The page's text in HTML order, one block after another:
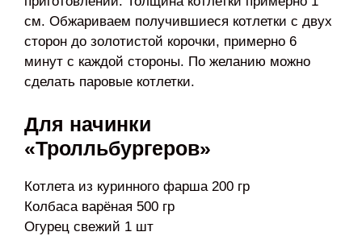
см. Обжариваем получившиеся котлетки с двух
сторон до золотистой корочки, примерно 6
минут с каждой стороны. По желанию можно
сделать паровые котлетки.
Для начинки
«Тролльбургеров»
Котлета из куринного фарша 200 гр
Колбаса варёная 500 гр
Огурец свежий 1 шт